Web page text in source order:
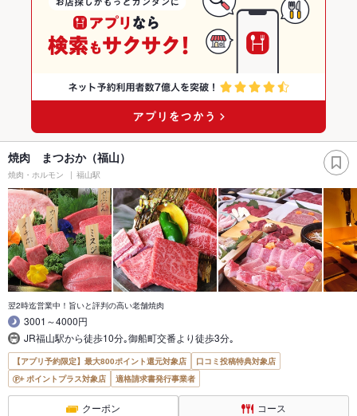
焼肉 まつおか（福山）
焼肉・ホルモン 福山駅
翌2時迄営業中！旨いと評判の高い老舗焼肉
3001～4000円
JR福山駅から徒歩10分｡御船町交番より徒歩3分｡
【アプリ予約限定】最大800ポイント還元対象店
口コミ投稿特典対象店
ポイントプラス対象店
適格請求書発行事業者
クーポン コース